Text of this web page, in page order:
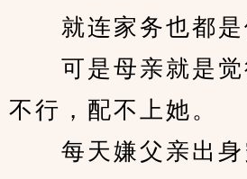
就连家务也都是
可是母亲就是觉
不行，配不上她。
每天嫌父亲出身